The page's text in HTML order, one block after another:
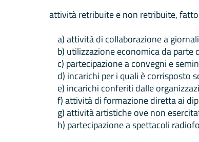
attività retribuite e non retribuite,
a) attività di collaborazione a
b) utilizzazione economica da parte
c) partecipazione a convegni e
d) incarichi per i quali è corrisposto
e) incarichi conferiti dalle
f) attività di formazione diretta ai
g) attività artistiche ove non
h) partecipazione a spettacoli